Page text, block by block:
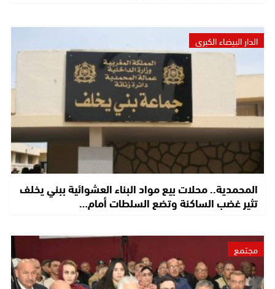
الدار البيضاء الكبرى
المحمدية.. محلات بيع مواد البناء العشوائية ببني يخلف
تثير غضب الساكنة وتضع السلطات أمام…
مجتمع